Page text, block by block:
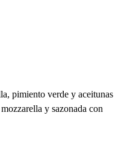
pimiento verde y aceitunas
y sazonada con